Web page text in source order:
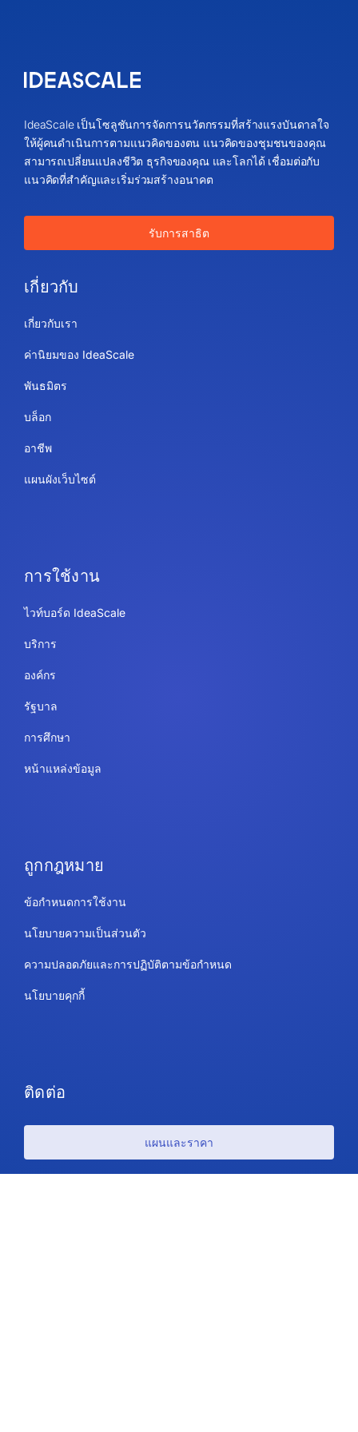
IdeaScale เป็นโซลูชันการจัดการนวัตกรรมที่สร้างแรงบันดาลใจ
ให้ผู้คนดำเนินการตามแนวคิดของตน แนวคิดของชุมชนของคุณ
สามารถเปลี่ยนแปลงชีวิต ธุรกิจของคุณ และโลกได้ เชื่อมต่อกับ
แนวคิดที่สำคัญและเริ่มร่วมสร้างอนาคต
รับการสาธิต
เกี่ยวกับ
เกี่ยวกับเรา
ค่านิยมของ IdeaScale
พันธมิตร
บล็อก
อาชีพ
แผนผังเว็บไซต์
การใช้งาน
ไวท์บอร์ด IdeaScale
บริการ
องค์กร
รัฐบาล
การศึกษา
หน้าแหล่งข้อมูล
ถูกกฎหมาย
ข้อกำหนดการใช้งาน
นโยบายความเป็นส่วนตัว
ความปลอดภัยและการปฏิบัติตามข้อกำหนด
นโยบายคุกกี้
ติดต่อ
แผนและราคา